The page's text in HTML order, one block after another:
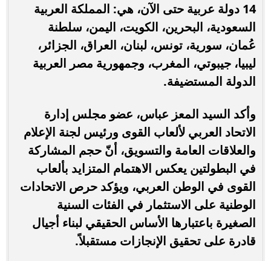
14 دولة عربية حتى الآن، هي: المملكة العربية
السعودية، البحرين، الكويت، اليمن، سلطنة
عُمان، سورية، تونس، لبنان، العراق، الجزائر،
ليبيا، جيبوتي، المغرب، وجمهورية مصر العربية
الدولة المستضيفة.
وأكد السيد المعز عباس، عضو مجلس إدارة
الاتحاد العربي لألعاب القوى ورئيس لجنة الإعلام
والعلاقات العامة والتسويق، أنّ حجم المشاركة
في البطولتين يعكس الاهتمام المتزايد بألعاب
القوى في الوطن العربي، ويؤكد حرص الاتحادات
الوطنية على الاستثمار في الفئات السنية
الصغيرة باعتبارها الأساس الحقيقي لبناء أجيال
قادرة على تحقيق الإنجازات مستقبلاً.